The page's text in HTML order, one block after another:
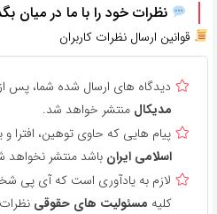
نظرات خود را با ما در میان
قوانین ارسال نظرات کاربران
دیدگاه های ارسال شده شما، پس
مدیکال منتشر خواهد شد.
پیام هایی که حاوی توهین، افترا و
اسلامی ایران باشد منتشر نخواهد
لازم به یادآوری است که آی
کلیه مسئولیت های حقوقی